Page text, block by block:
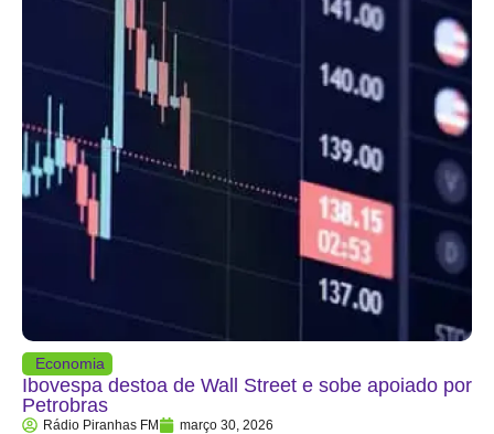
Economia
Ibovespa destoa de Wall Street e sobe apoiado por
Petrobras
Rádio Piranhas FM março 30, 2026